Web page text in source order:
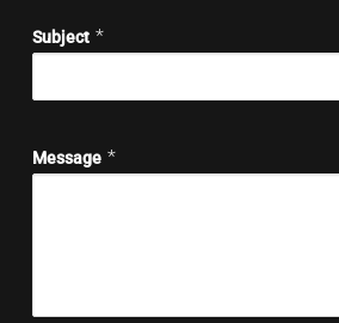
Subject *
Message *